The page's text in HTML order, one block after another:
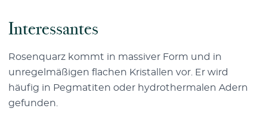
Interessantes
Rosenquarz kommt in massiver Form und in
unregelmäßigen flachen Kristallen vor. Er wird
häufig in Pegmatiten oder hydrothermalen Adern
gefunden.